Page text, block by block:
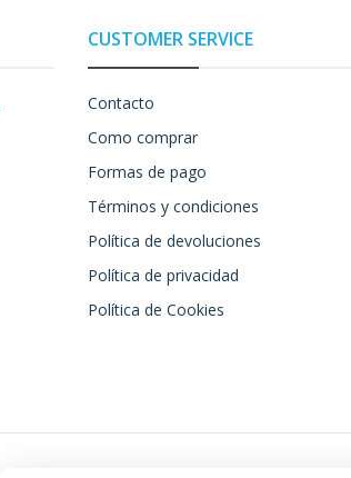
CUSTOMER SERVICE
Contacto
Como comprar
Formas de pago
Términos y condiciones
Política de devoluciones
Política de privacidad
Política de Cookies